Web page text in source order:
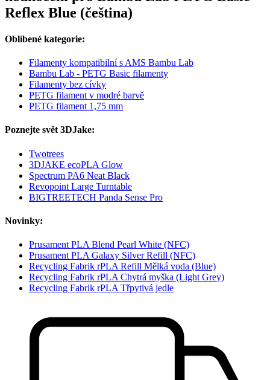
Reflex Blue (čeština)
Oblíbené kategorie:
Filamenty kompatibilní s AMS Bambu Lab
Bambu Lab - PETG Basic filamenty
Filamenty bez cívky
PETG filament v modré barvě
PETG filament 1,75 mm
Poznejte svět 3DJake:
Twotrees
3DJAKE ecoPLA Glow
Spectrum PA6 Neat Black
Revopoint Large Turntable
BIGTREETECH Panda Sense Pro
Novinky:
Prusament PLA Blend Pearl White (NFC)
Prusament PLA Galaxy Silver Refill (NFC)
Recycling Fabrik rPLA Refill Mělká voda (Blue)
Recycling Fabrik rPLA Chytrá myška (Light Grey)
Recycling Fabrik rPLA Třpytivá jedle